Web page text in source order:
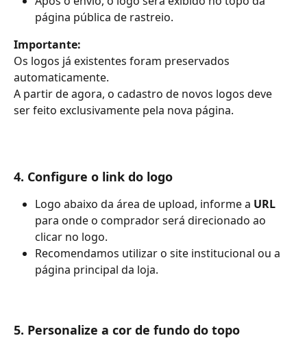
página pública de rastreio.
Importante:
Os logos já existentes foram preservados
automaticamente.
A partir de agora, o cadastro de novos logos deve
ser feito exclusivamente pela nova página.
4. Configure o link do logo
Logo abaixo da área de upload, informe a URL
para onde o comprador será direcionado ao
clicar no logo.
Recomendamos utilizar o site institucional ou a
página principal da loja.
5. Personalize a cor de fundo do topo